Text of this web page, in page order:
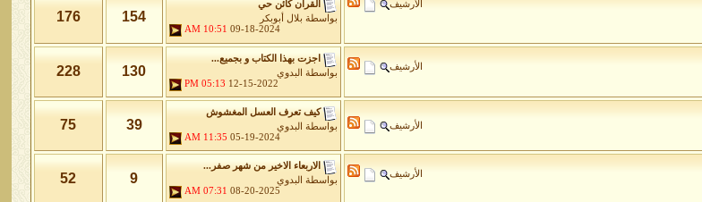
الأرشيف
القرآن كائن حي
بواسطة بلال أبوبكر
09-18-2024
10:51 AM
154
176
الأرشيف
اجزت بهذا الكتاب و بجميع...
بواسطة
البدوي
12-15-2022
05:13 PM
130
228
الأرشيف
كيف تعرف العسل المغشوش
بواسطة
البدوي
05-19-2024
11:35 AM
39
75
الأرشيف
الاربعاء الاخير من شهر صفر...
بواسطة
البدوي
08-20-2025
07:31 AM
9
52